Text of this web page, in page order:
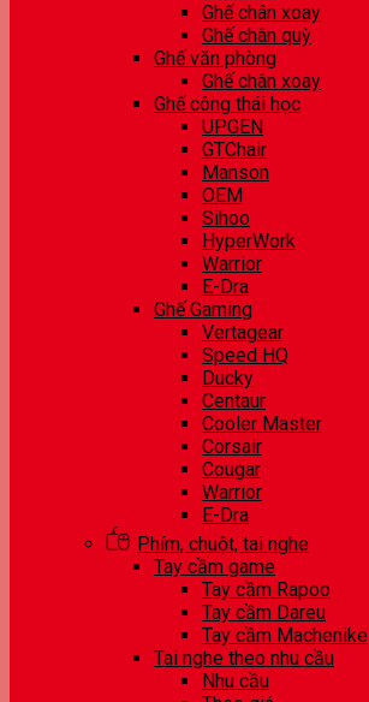
Ghế chân xoay
Ghế chân quỳ
Ghế văn phòng
Ghế chân xoay
Ghế công thái học
UPGEN
GTChair
Manson
OEM
Sihoo
HyperWork
Warrior
E-Dra
Ghế Gaming
Vertagear
Speed HQ
Ducky
Centaur
Cooler Master
Corsair
Cougar
Warrior
E-Dra
Phím, chuột, tai nghe
Tay cầm game
Tay cầm Rapoo
Tay cầm Dareu
Tay cầm Machenike
Tai nghe theo nhu cầu
Nhu cầu